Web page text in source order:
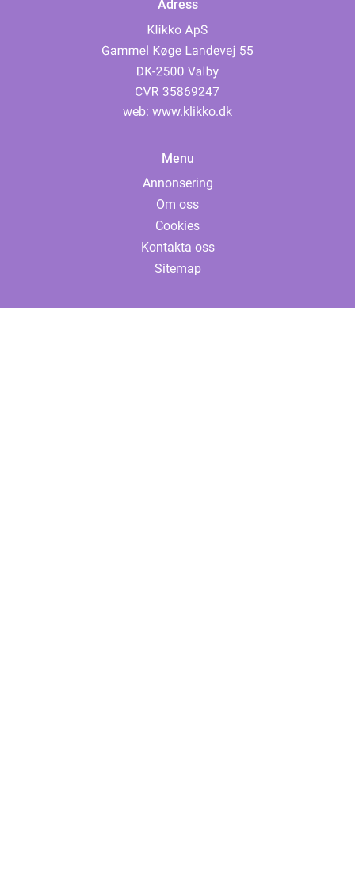
Adress
web: www.klikko.dk
Menu
Annonsering
Om oss
Cookies
Kontakta oss
Sitemap